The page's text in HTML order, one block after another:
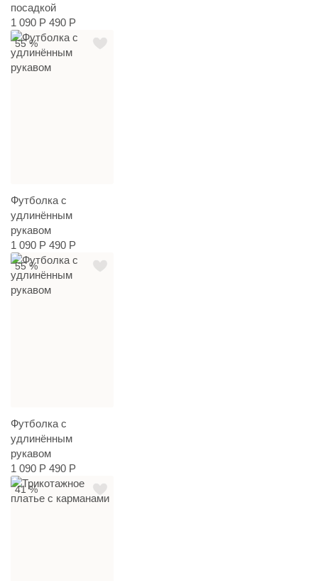
посадкой
1 090 Р 490 Р
55 %
Футболка с
удлинённым
рукавом
1 090 Р 490 Р
55 %
Футболка с
удлинённым
рукавом
1 090 Р 490 Р
41 %